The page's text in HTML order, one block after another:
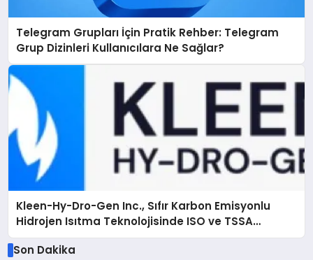
Telegram Grupları İçin Pratik Rehber: Telegram
Grup Dizinleri Kullanıcılara Ne Sağlar?
Kleen-Hy-Dro-Gen Inc., Sıfır Karbon Emisyonlu
Hidrojen Isıtma Teknolojisinde ISO ve TSSA
Düzenleyici Onaylarını Aldı
Son Dakika